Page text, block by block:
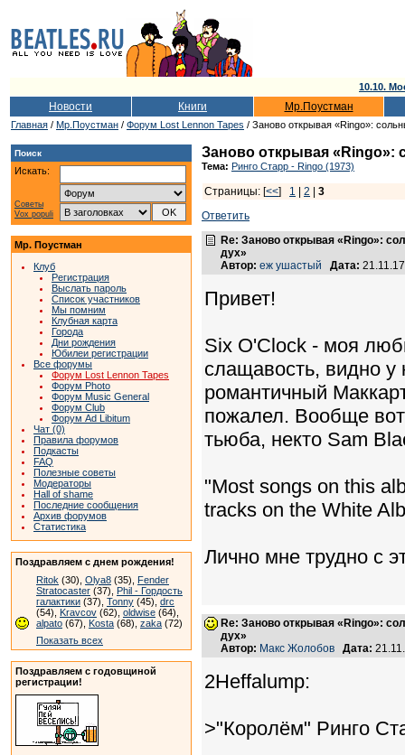
10.10.
Новости Книги Мр.Поустман
Главная / Мр.Поустман / Форум Lost Lennon Tapes / Заново открывая «Ringo»:
Поиск
Искать:
Советы
Vox populi
Мр. Поустман
Клуб
Регистрация
Выслать пароль
Список участников
Мы помним
Клубная карта
Города
Дни рождения
Юбилеи регистрации
Все форумы
Форум Lost Lennon Tapes
Форум Photo
Форум Music General
Форум Club
Форум Ad Libitum
Чат (0)
Правила форумов
Подкасты
FAQ
Полезные советы
Модераторы
Hall of shame
Последние сообщения
Архив форумов
Статистика
Поздравляем с днем рождения!
Ritok (30), Olya8 (35), Fender
Stratocaster (37), Phil - Гордость
галактики (37), Tonny (45), drc
(54), Kravcov (62), oldwise (64),
alpato (67), Kosta (68), zaka (72)
Показать всех
Поздравляем с годовщиной
регистрации!
Заново открывая «Ringo»:
Тема: Ринго Старр - Ringo (1973)
Страницы: [<<] 1 2
3
Ответить
Re: Заново открывая «Ringo»:
дух»
Автор: еж ушастый Дата:
Привет!
Six O'Clock - моя
слащавость, видно у
романтичный
пожалел. Вообще
тьюба, некто Sam
"Most songs on this
tracks on the White
Лично мне трудно с
Re: Заново открывая «Ringo»:
дух»
Автор: Макс Жолобов Дата:
2Heffalump:
>"Королём" Ринго